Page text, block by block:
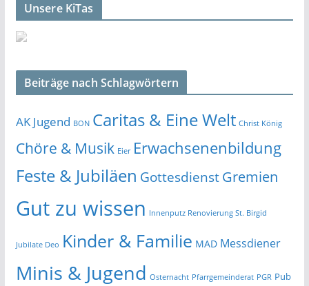
Unsere KiTas
Beiträge nach Schlagwörtern
AK Jugend BON Caritas & Eine Welt Christ König
Chöre & Musik Eier Erwachsenenbildung
Feste & Jubiläen GottesdienstGremien
Gut zu wissen Innenputz Renovierung St. Birgid
Jubilate Deo Kinder & Familie MAD Messdiener
Minis & Jugend Osternacht Pfarrgemeinderat PGR Pub